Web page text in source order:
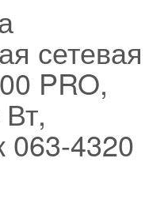
сетевая
PRO,
063-4320